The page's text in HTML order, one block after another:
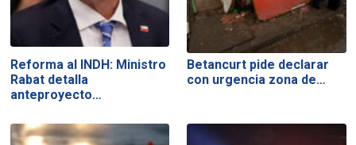
Reforma al INDH: Ministro
Rabat detalla
anteproyecto…
Betancurt pide declarar
con urgencia zona de…